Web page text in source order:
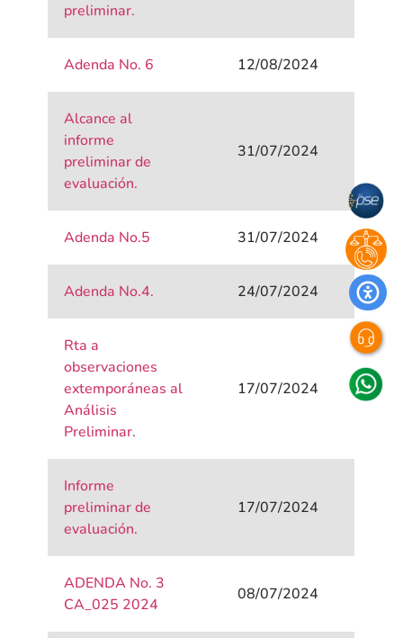
preliminar.
Adenda No. 6 12/08/2024
Alcance al
informe
preliminar de
evaluación.
31/07/2024
Adenda No.5 31/07/2024
Adenda No.4. 24/07/2024
Rta a
observaciones
extemporáneas al
Análisis
Preliminar.
17/07/2024
Informe
preliminar de
evaluación.
17/07/2024
ADENDA No. 3
CA_025 2024
08/07/2024